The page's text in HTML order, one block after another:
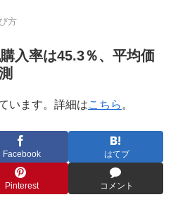
方
入率は45.3％、平均価
います。詳細はこちら 。
Facebook はてブ
Pinterest コメント